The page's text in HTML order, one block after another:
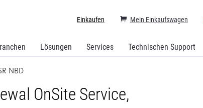
Lösungen Services Technischen Support
Einkaufen Mein Einkaufswagen
NBD
OnSite Service,